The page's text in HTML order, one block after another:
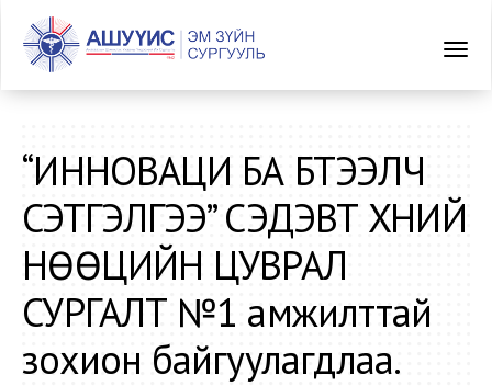
“ИННОВАЦИ БА БҮТЭЭЛЧ
СЭТГЭЛГЭЭ” CЭДЭВТ ХҮНИЙ
НӨӨЦИЙН ЦУВРАЛ
СУРГАЛТ №1 амжилттай
зохион байгуулагдлаа.